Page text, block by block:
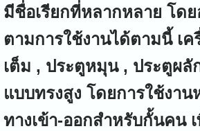
มีชื่อเรียกที่หลากหลาย โดย
ตามการใช้งานได้ตามนี้ เ
เต็ม , ประตูหมุน , ประตูผ
แบบทรงสูง โดยการใช้งา
ทางเข้า-ออกสำหรับกั้นคน